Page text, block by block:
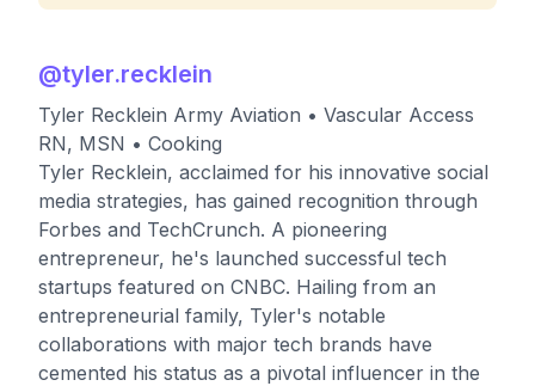
@tyler.recklein
Tyler Recklein Army Aviation • Vascular Access
RN, MSN • Cooking
Tyler Recklein, acclaimed for his innovative social
media strategies, has gained recognition through
Forbes and TechCrunch. A pioneering
entrepreneur, he's launched successful tech
startups featured on CNBC. Hailing from an
entrepreneurial family, Tyler's notable
collaborations with major tech brands have
cemented his status as a pivotal influencer in the